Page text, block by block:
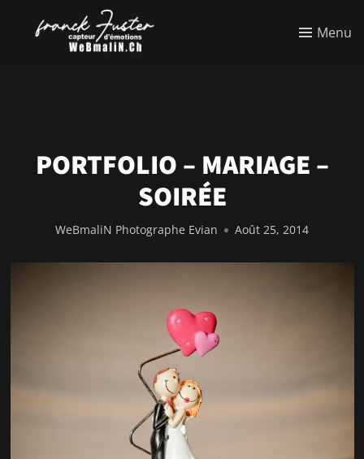
Menu
PORTFOLIO – MARIAGE –
SOIRÉE
WeBmaliN Photographe Evian Août 25, 2014